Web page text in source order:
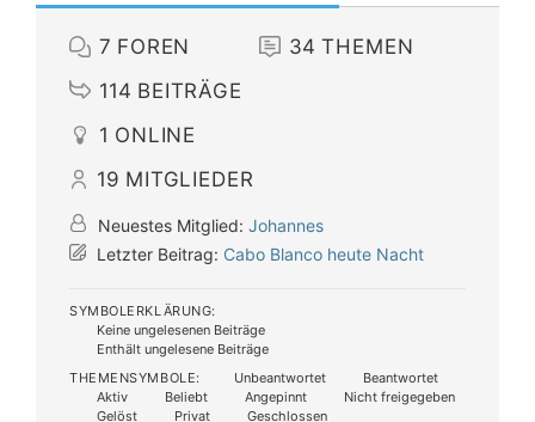
7 FOREN 34 THEMEN
114 BEITRÄGE
1 ONLINE
19 MITGLIEDER
Neuestes Mitglied: Johannes
Letzter Beitrag: Cabo Blanco heute Nacht
SYMBOLERKLÄRUNG:
Keine ungelesenen Beiträge
Enthält ungelesene Beiträge
THEMENSYMBOLE:
Unbeantwortet
Beantwortet
Aktiv
Beliebt Angepinnt
Nicht freigegeben
Gelöst
Privat Geschlossen